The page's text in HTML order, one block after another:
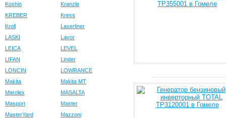
Koshin
Kranzle
KREBER
Kress
Kroll
Laserliner
LASKI
Lavor
LEICA
LEVEL
LIFAN
Linder
LONCIN
LOWRANCE
Makita
Makita MT
Marolex
MASALTA
Masport
Master
MasterYard
Mazzoni